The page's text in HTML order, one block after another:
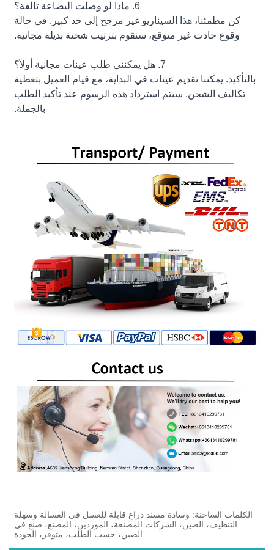
6. ماذا لو وصلت البضاعة تالفة؟
كن مطمئنا، هذا السيناريو غير مرجح إلى حد كبير. في حالة
وقوع حادث غير متوقع، سنقوم بترتيب شحنة بديلة مجانية.
7. هل يمكنني طلب عينات مجانية أولاً؟
بالتأكيد. يمكننا تقديم عينات في البداية، مع قيام العميل بتغطية
تكاليف الشحن. سيتم استرداد هذه الرسوم عند تأكيد الطلب
بالجملة.
الكلمات الساخنة: وسادة مسند ذراع قابلة للغسل في الغسالة وسهلة
التنظيف، الصين، الشركات المصنعة، الموردين، المصنع، صنع في
الصين، حسب الطلب، متوفر، الجودة